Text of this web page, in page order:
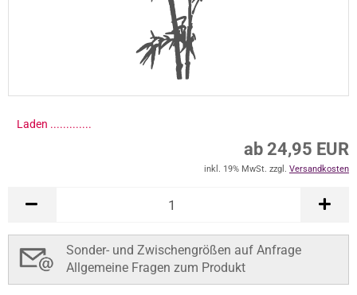
Laden ..............
ab 24,95 EUR
inkl. 19% MwSt. zzgl. Versandkosten
Sonder- und Zwischengrößen auf Anfrage
Allgemeine Fragen zum Produkt